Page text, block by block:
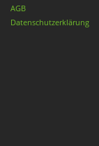
AGB
Datenschutzerklärung